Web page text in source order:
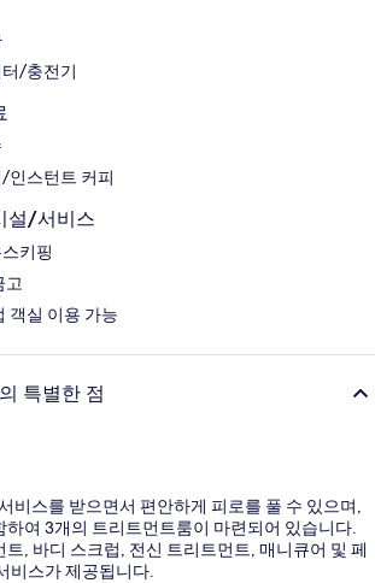
/충전기
인스턴트 커피
설/서비스
키핑
고
객실 이용 가능
특별한 점
비스를 받으면서 편안하게 피로를 풀 수 있으며,
하여 3개의 트리트먼트룸이 마련되어 있습니다.
트, 바디 스크럽, 전신 트리트먼트, 매니큐어 및 페
비스가 제공됩니다.